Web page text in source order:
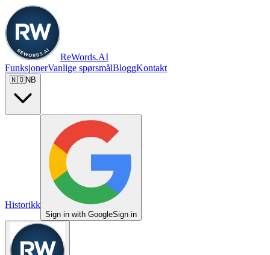
ReWords.AI
FunksjonerVanlige spørsmålBloggKontakt
🇳🇴NB
Historikk
Sign in with GoogleSign in